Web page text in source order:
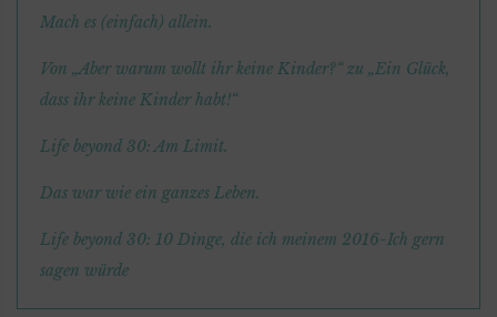
Mach es (einfach) allein.
Von „Aber warum wollt ihr keine Kinder?“ zu „Ein Glück,
dass ihr keine Kinder habt!“
Life beyond 30: Am Limit.
Das war wie ein ganzes Leben.
Life beyond 30: 10 Dinge, die ich meinem 2016-Ich gern
sagen würde